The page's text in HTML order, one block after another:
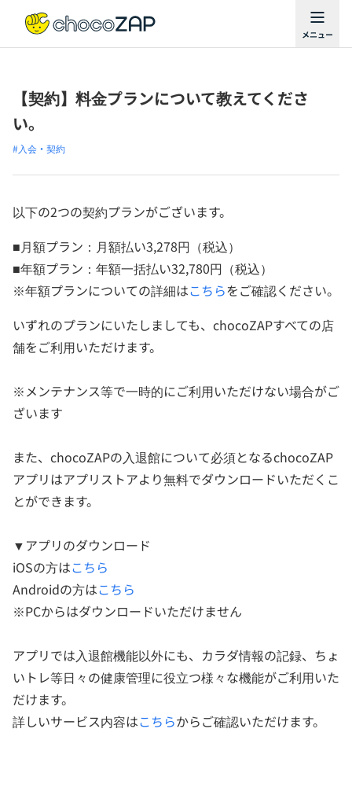
【契約】料金プランについて教えてくださ
い。
#入会・契約
以下の2つの契約プランがございます。
■月額プラン：月額払い3,278円（税込）
■年額プラン：年額一括払い32,780円（税込）
※年額プランについての詳細はこちらをご確認ください。
いずれのプランにいたしましても、chocoZAPすべての店
舗をご利用いただけます。
※メンテナンス等で一時的にご利用いただけない場合がご
ざいます
また、chocoZAPの入退館について必須となるchocoZAP
アプリはアプリストアより無料でダウンロードいただくこ
とができます。
▼アプリのダウンロード
iOSの方はこちら
Androidの方はこちら
※PCからはダウンロードいただけません
アプリでは入退館機能以外にも、カラダ情報の記録、ちょ
いトレ等日々の健康管理に役立つ様々な機能がご利用いた
だけます。
詳しいサービス内容はこちらからご確認いただけます。